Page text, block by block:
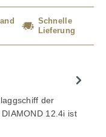
Schnelle
Lieferung
der
12.4i ist